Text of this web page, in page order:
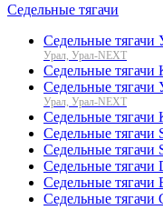
Седельные тягачи
Седельные тягачи
Урал, Урал-NEXT
Седельные тягачи
Седельные
Урал, Урал-NEXT
Седельные
Седельные тягачи
Седельные
Седельные тягачи
Седельные тягачи
Седельные тягачи